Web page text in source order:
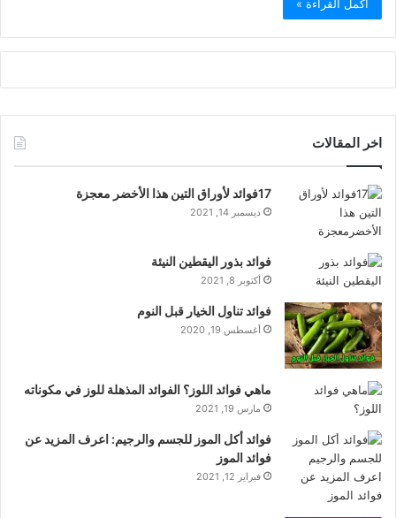
أكمل القراءة »
اخر المقالات
17فوائد لأوراق التين هذا الأخضر معجزة
ديسمبر 14, 2021
فوائد بذور اليقطين النيئة
أكتوبر 8, 2021
فوائد تناول الخيار قبل النوم
أغسطس 19, 2020
ماهي فوائد اللوز؟ الفوائد المذهلة للوز في مكوناته
مارس 19, 2021
فوائد أكل الموز للجسم والرجيم: اعرف المزيد عن
فوائد الموز
فبراير 12, 2021